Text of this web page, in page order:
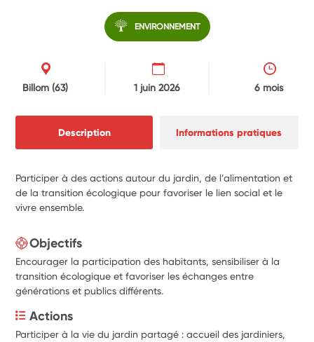
ENVIRONNEMENT
Billom(63) 1 juin 2026 6 mois
Description Informations pratiques
Participer à des actions autour du jardin, de l’alimentation et
de la transition écologique pour favoriser le lien social et le
vivre ensemble.
Objectifs
Encourager la participation des habitants, sensibiliser à la
transition écologique et favoriser les échanges entre
générations et publics différents.
Actions
Participer à la vie du jardin partagé : accueil des jardiniers,